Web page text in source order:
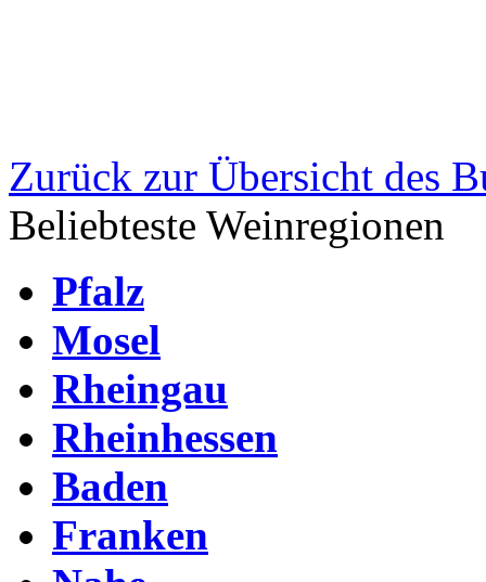
Zurück zur Übersicht des
Beliebteste Weinregionen
Pfalz
Mosel
Rheingau
Rheinhessen
Baden
Franken